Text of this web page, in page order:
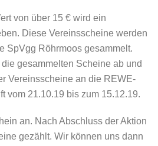
von über 15 € wird ein
Diese Vereinsscheine werden
SpVgg Röhrmoos gesammelt.
gesammelten Scheine ab und
Vereinsscheine an die REWE-
vom 21.10.19 bis zum 15.12.19.
an. Nach Abschluss der Aktion
gezählt. Wir können uns dann